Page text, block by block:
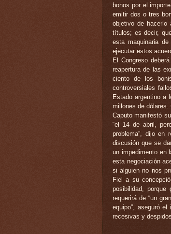
bonos por el
emitir dos o tres
objetivo de hacerlo
títulos; es decir,
esta maquinaria
ejecutar estos
El Congreso
reapertura de las
ciento de los
controversiales
Estado argentino a
millones de dólares.
Caputo manifestó
“el 14 de abril,
problema”, dijo en
discusión que se
un impedimento en
esta negociación
si alguien no nos
Fiel a su
posibilidad,
requerirá de “un
equipo”, aseguró
recesivas y